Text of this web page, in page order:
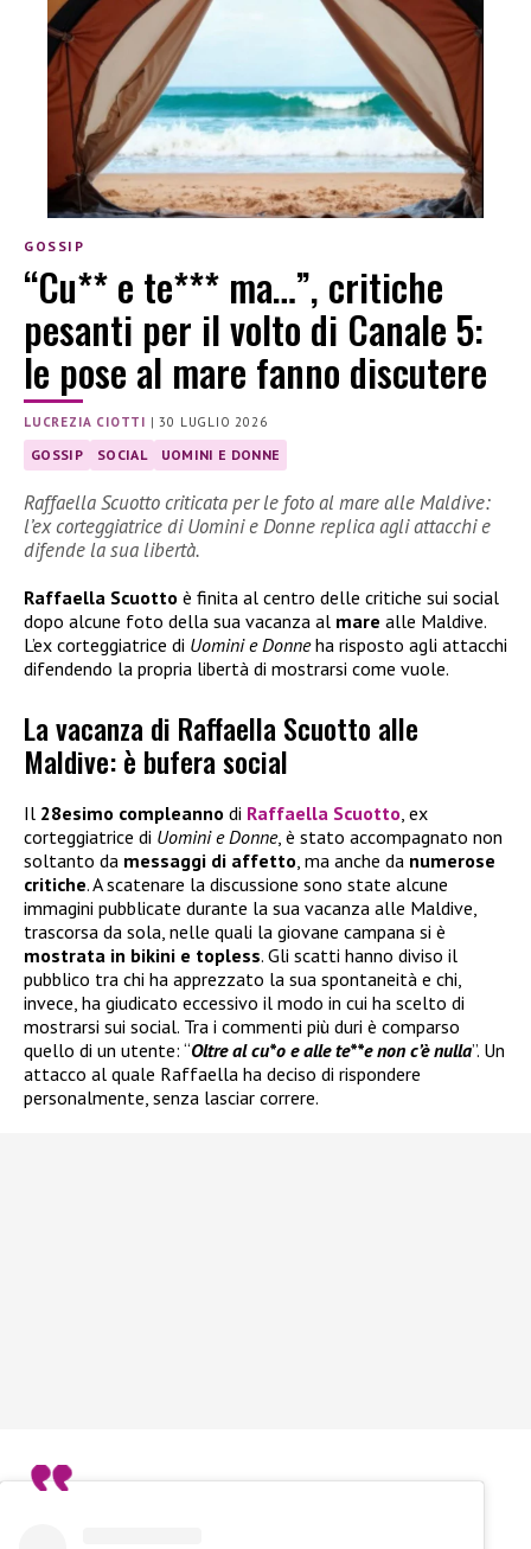
GOSSIP
“Cu** e te*** ma…”, critiche
pesanti per il volto di Canale 5:
le pose al mare fanno discutere
LUCREZIA CIOTTI |30 LUGLIO 2026
GOSSIP SOCIAL UOMINI E DONNE
Raffaella Scuotto criticata per le foto al mare alle Maldive:
l’ex corteggiatrice di Uomini e Donne replica agli attacchi e
difende la sua libertà.
Raffaella Scuotto è finita al centro delle critiche sui social
dopo alcune foto della sua vacanza al mare alle Maldive.
L’ex corteggiatrice di Uomini e Donneha risposto agli attacchi
difendendo la propria libertà di mostrarsi come vuole.
La vacanza di Raffaella Scuotto alle
Maldive: è bufera social
Il 28esimo compleanno di Raffaella Scuotto, ex
corteggiatrice di Uomini e Donne, è stato accompagnato non
soltanto da messaggi di affetto, ma anche da numerose
critiche. A scatenare la discussione sono state alcune
immagini pubblicate durante la sua vacanza alle Maldive,
trascorsa da sola, nelle quali la giovane campana si è
mostrata in bikini e topless. Gli scatti hanno diviso il
pubblico tra chi ha apprezzato la sua spontaneità e chi,
invece, ha giudicato eccessivo il modo in cui ha scelto di
mostrarsi sui social. Tra i commenti più duri è comparso
quello di un utente: “Oltre al cu*o e alle te**e non c’è nulla”. Un
attacco al quale Raffaella ha deciso di rispondere
personalmente, senza lasciar correre.